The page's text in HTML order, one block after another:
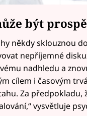
být
někdy sklouznou
nepříjemné
nadhledu a
cílem i časovým
Za předpokladu,
vysvětluje